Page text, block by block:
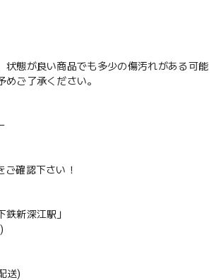
状態が良い商品でも多少の傷汚れがある可能
ご了承ください。
確認下さい！
新深江駅」
送)